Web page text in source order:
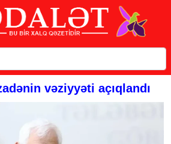
vəziyyəti açıqlandı